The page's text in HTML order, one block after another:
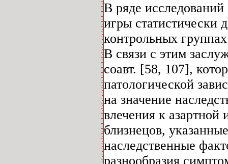
В ряде
игры статистически
контрольных
В связи с этим
соавт. [58, 107],
патологической
на значение
влечения к азартной
близнецов,
наследственные
разнообразия